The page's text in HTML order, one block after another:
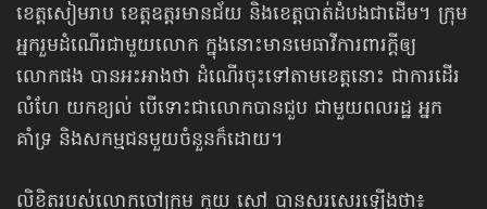
ខេត្តសៀមរាប ខេត្តឧត្តរមានជ័យ និងខេត្តបាត់ដំបងជាដើម។ ក្រុម
អ្នករួមដំណើរជាមួយលោក ក្នុងនោះមានមេធាវី​ការពារក្ដី​ឲ្យ
លោកផង បានអះអាងថា ដំណើរចុះទៅតាមខេត្តនោះ ជាការដើរ
លំហែ យក​ខ្យល់ បើទោះជាលោកបានជួប ជាមួយពលរដ្ឋ អ្នក
គាំទ្រ និងសកម្មជន​មួយ​ចំនួន​ក៏ដោយ។
លិខិតរបស់លោកចៅក្រម កូយ សៅ បានសរសេរឡើងថា៖